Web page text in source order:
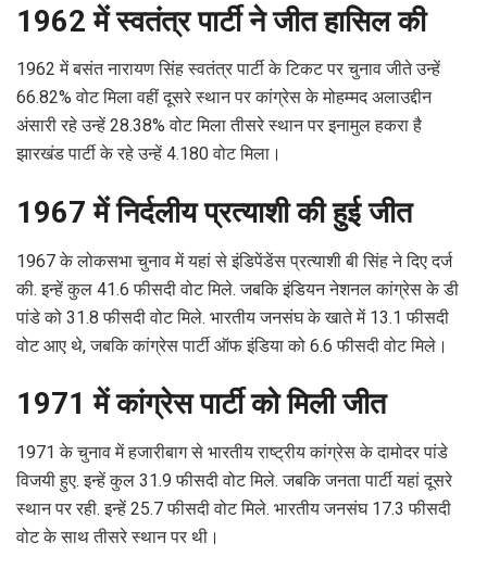
1962 में स्वतंत्र पार्टी ने जीत हासिल की
1962 में बसंत नारायण सिंह स्वतंत्र पार्टी के टिकट पर चुनाव जीते उन्हें
66.82% वोट मिला वहीं दूसरे स्थान पर कांग्रेस के मोहम्मद अलाउद्दीन
अंसारी रहे उन्हें 28.38% वोट मिला तीसरे स्थान पर इनामुल हकरा है
झारखंड पार्टी के रहे उन्हें 4.180 वोट मिला।
1967 में निर्दलीय प्रत्याशी की हुई जीत
1967 के लोकसभा चुनाव में यहां से इंडिपेंडेंस प्रत्याशी बी सिंह ने दिए दर्ज
की. इन्हें कुल 41.6 फीसदी वोट मिले. जबकि इंडियन नेशनल कांग्रेस के डी
पांडे को 31.8 फीसदी वोट मिले. भारतीय जनसंघ के खाते में 13.1 फीसदी
वोट आए थे, जबकि कांग्रेस पार्टी ऑफ इंडिया को 6.6 फीसदी वोट मिले।
1971 में कांग्रेस पार्टी को मिली जीत
1971 के चुनाव में हजारीबाग से भारतीय राष्ट्रीय कांग्रेस के दामोदर पांडे
विजयी हुए. इन्हें कुल 31.9 फीसदी वोट मिले. जबकि जनता पार्टी यहां दूसरे
स्थान पर रही. इन्हें 25.7 फीसदी वोट मिले. भारतीय जनसंघ 17.3 फीसदी
वोट के साथ तीसरे स्थान पर थी।